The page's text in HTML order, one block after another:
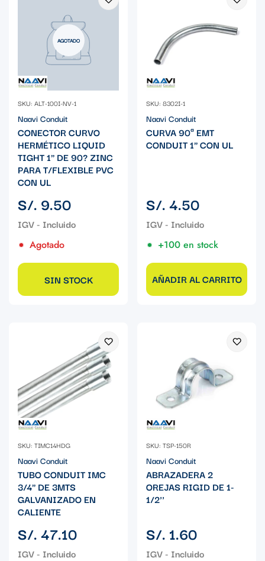
AGOTADO
SKU: ALT-100I-NV-1
Naavi Conduit
CONECTOR CURVO
HERMÉTICO LIQUID
TIGHT 1" DE 90? ZINC
PARA T/FLEXIBLE PVC
CON UL
Precio
regular
S/. 9.50
Agotado
SIN STOCK
SKU: 8302I-1
Naavi Conduit
CURVA 90ª EMT
CONDUIT 1" CON UL
Precio
regular
S/. 4.50
+100 en stock
AÑADIR AL CARRITO
SKU: TIMC14HDG
Naavi Conduit
TUBO CONDUIT IMC
3/4" DE 3MTS
GALVANIZADO EN
CALIENTE
Precio
regular
S/. 47.10
SKU: TSP-150R
Naavi Conduit
ABRAZADERA 2
OREJAS RIGID DE 1-
1/2''
Precio
regular
S/. 1.60